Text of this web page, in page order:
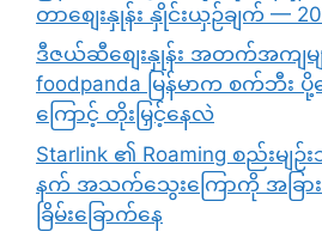
တာစျေးနှုန်း နှိုင်းယှဉ်ချက် —
ဒီဇယ်ဆီစျေးနှုန်း အတက်အကျမျာ
foodpanda မြန်မာက စက်ဘီး
ကြောင့် တိုးမြှင့်နေလဲ
Starlink ၏ Roaming စည်းမျ
နက် အသက်သွေးကြောကို အခြား
ခြိမ်းခြောက်နေ